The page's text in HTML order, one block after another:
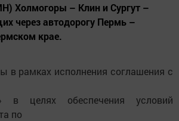
Холмогоры – Клин и Сургут –
через автодорогу Пермь –
крае.
в рамках исполнения соглашения с
в целях обеспечения условий
по